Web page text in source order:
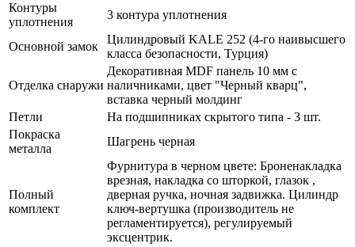
Контуры
уплотнения
3 контура уплотнения
Основной замок
Цилиндровый KALE 252 (4-го наивысшего
класса безопасности, Турция)
Отделка снаружи
Декоративная MDF панель 10 мм с
наличниками, цвет "Черный кварц",
вставка черный молдинг
Петли
На подшипниках скрытого типа - 3 шт.
Покраска
металла
Шагрень черная
Полный
комплект
Фурнитура в черном цвете: Броненакладка
врезная, накладка со шторкой, глазок ,
дверная ручка, ночная задвижка. Цилиндр
ключ-вертушка (производитель не
регламентируется), регулируемый
эксцентрик.